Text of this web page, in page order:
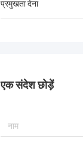
प्रमुखता देना
एक संदेश छोड़ें